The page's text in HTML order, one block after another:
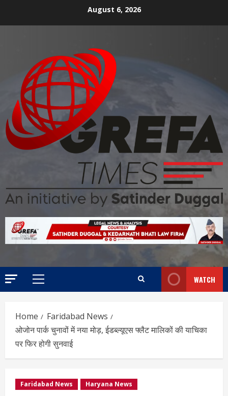
August 6, 2026
WATCH
Home
Faridabad News
ओजोन पार्क चुनावों में नया मोड़, ईडब्ल्यूएस फ्लैट मालिकों की याचिका
पर फिर होगी सुनवाई
Faridabad News Haryana News